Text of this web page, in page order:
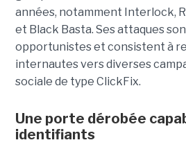
années, notamment Interlock,
et Black Basta. Ses attaques
opportunistes et consistent à
internautes vers diverses
sociale de type ClickFix.
Une porte dérobée
identifiants